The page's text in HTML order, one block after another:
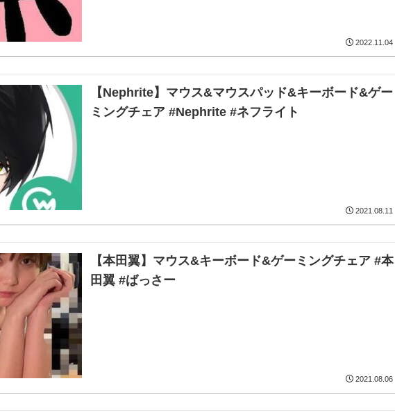
2022.11.04
【Nephrite】マウス&マウスパッド&キーボード&ゲー
ミングチェア #Nephrite #ネフライト
2021.08.11
【本田翼】マウス&キーボード&ゲーミングチェア #本
田翼 #ばっさー
2021.08.06